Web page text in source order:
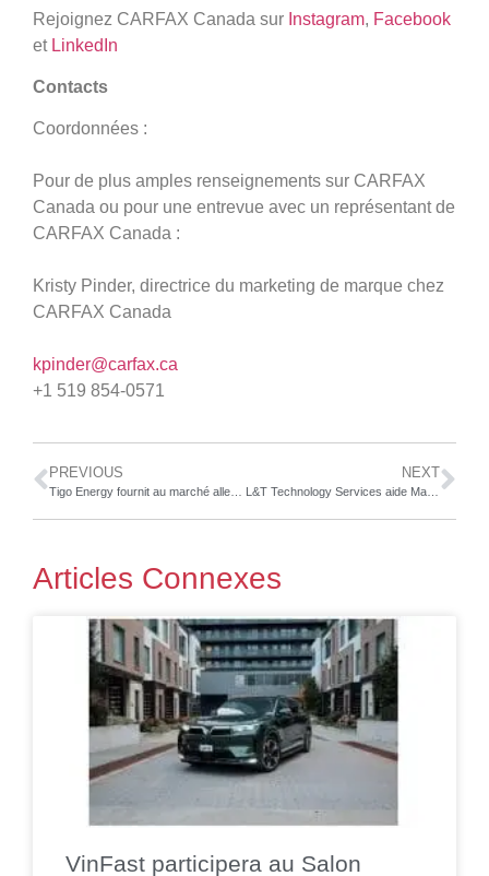
Rejoignez CARFAX Canada sur Instagram, Facebook
et LinkedIn
Contacts
Coordonnées :
Pour de plus amples renseignements sur CARFAX
Canada ou pour une entrevue avec un représentant de
CARFAX Canada :
Kristy Pinder, directrice du marketing de marque chez
CARFAX Canada
kpinder@carfax.ca
+1 519 854-0571
PREVIOUS NEXT
L&T Technology Services aide Marelli à révolutionner l’infodivertissement automobile grâce à la technologie Digital Twin
Articles Connexes
VinFast participera au Salon